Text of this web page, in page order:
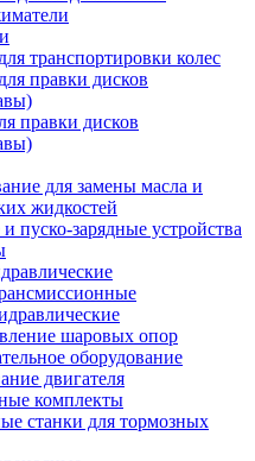
транспортировки колес
правки дисков
правки дисков
для замены масла и
жидкостей
пуско-зарядные устройства
шаровых опор
оборудование
двигателя
комплекты
станки для тормозных